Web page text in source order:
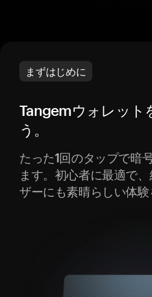
まずはじめに
Tangemウォレット
う。
たった1回のタップで暗
ます。初心者に最適で
ザーにも素晴らしい体験